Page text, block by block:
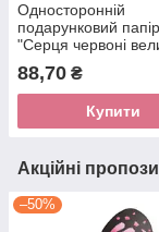
Односторонній
подарунковий
"Серця червоні
70смх10м
88,70 ₴
Купити
Акційні
–50%